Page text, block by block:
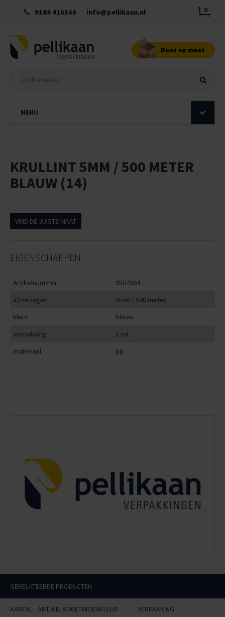
0184 416566 info@pellikaan.nl 0
Doos op maat
MENU
KRULLINT 5MM / 500 METER
BLAUW (14)
VIND DE JUISTE MAAT
EIGENSCHAPPEN
Artikelnummer
9507064
afmetingen
5mm / 500 meter
kleur
blauw
verpakking
1 rol
materiaal
pp
GERELATEERDE PRODUCTEN
AANTAL ART. NR.AFMETINGENKLEUR VERPAKKING